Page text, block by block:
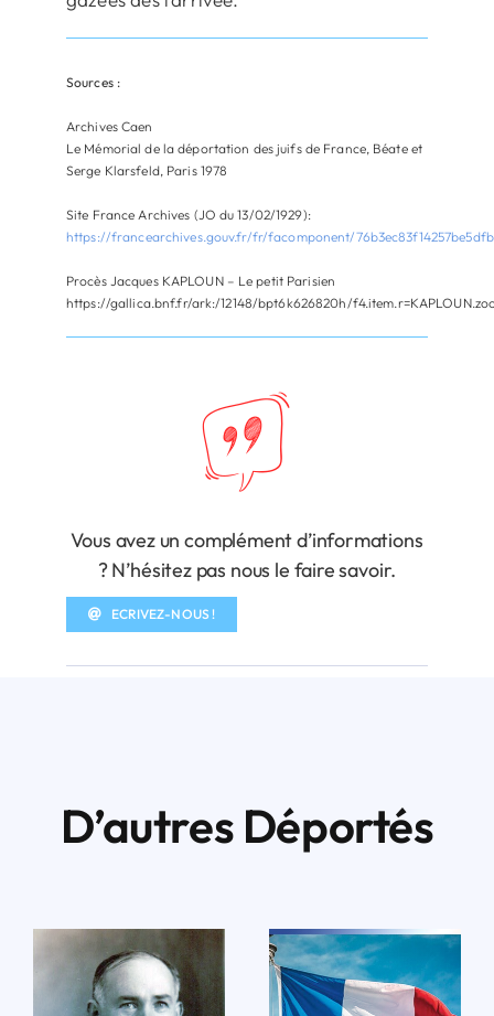
Sources :
Archives Caen
Le Mémorial de la déportation des juifs de France, Béate et
Serge Klarsfeld, Paris 1978
Site France Archives (JO du 13/02/1929):
https://francearchives.gouv.fr/fr/facomponent/
Procès Jacques KAPLOUN – Le petit Parisien
https://gallica.bnf.fr/ark:/12148/bpt6k626820h/
Vous avez un complément d’informations
? N’hésitez pas nous le faire savoir.
ECRIVEZ-NOUS !
D’autres Déportés